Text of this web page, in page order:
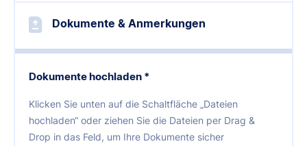
Dokumente & Anmerkungen
Dokumente hochladen *
Klicken Sie unten auf die Schaltfläche „Dateien
hochladen“ oder ziehen Sie die Dateien per Drag &
Drop in das Feld, um Ihre Dokumente sicher